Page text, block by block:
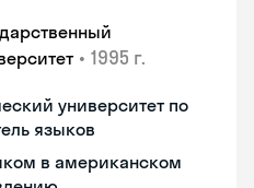
• 1995 г.
университет по
языков
в американском